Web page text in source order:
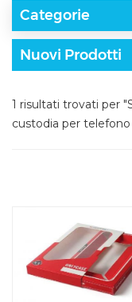
Categorie
Nuovi Prodotti
1 risultati trovati per
custodia per